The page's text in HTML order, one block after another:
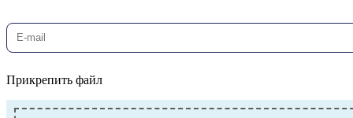
Прикрепить файл